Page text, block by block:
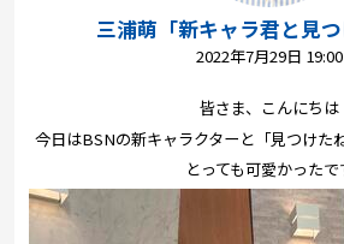
プレゼント
コンテンツ・アプリ
キッズ ケンジュ 愛
Well-being
防災・減
三浦萌「新キャラ君と見つ
2022年7月29日 19:00
皆さま、こんにちは
今日はBSNの新キャラクターと「見つけた
とっても可愛かったで